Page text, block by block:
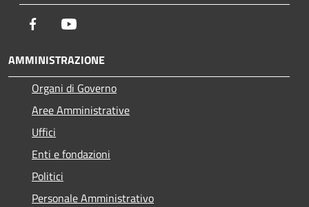
Facebook
AMMINISTRAZIONE
Organi di Governo
Aree Amministrative
Uffici
Enti e fondazioni
Politici
Personale Amministrativo